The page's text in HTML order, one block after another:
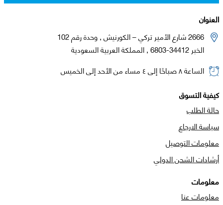
العنوان
2666 شارع الأمير تركي – الكورنيش , وحدة رقم 102
الخبر 34412-6803 , المملكة العربية السعودية
الساعة ٨ صباحًا إلى ٤ مساء من الأحد إلى الخميس
كيفية التسوق
حالة الطلب
سياسة الارجاع
معلومات التوصيل
أرشادات الشحن الدولي
معلومات
معلومات عنا